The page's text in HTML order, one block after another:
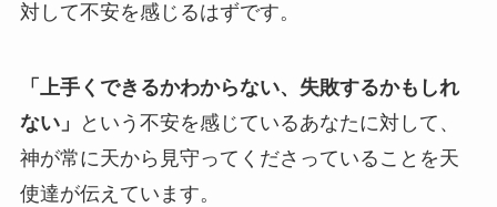
対して不安を感じるはずです。
「上手くできるかわからない、失敗するかもしれ
ない」
という不安を感じているあなたに対して、
神が常に天から見守ってくださっていることを天
使達が伝えています。